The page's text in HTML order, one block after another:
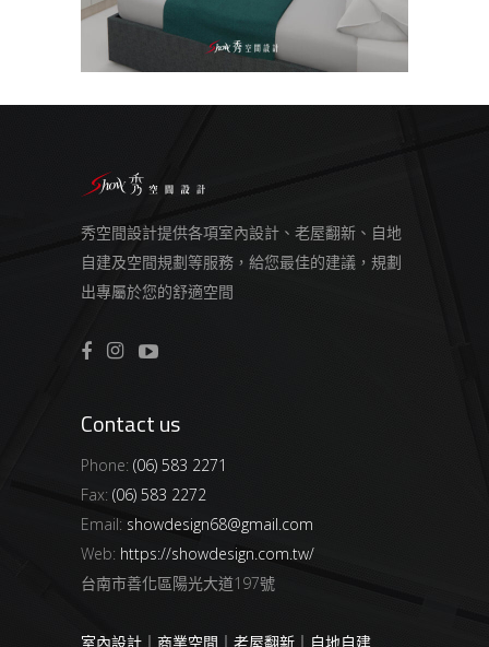
秀空間設計提供各項室內設計、老屋翻新、自地
自建及空間規劃等服務，給您最佳的建議，規劃
出專屬於您的舒適空間
Contact us
Phone: (06) 583 2271
Fax: (06) 583 2272
Email: showdesign68@gmail.com
Web: https://showdesign.com.tw/
台南市善化區陽光大道197號
室內設計｜商業空間｜老屋翻新｜自地自建